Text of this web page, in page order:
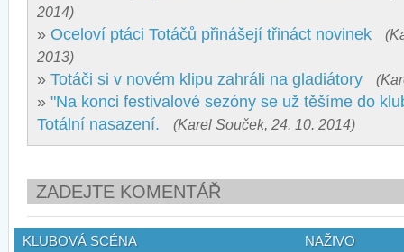
2014)
» Oceloví ptáci Totáčů přinášejí třináct novinek
2013)
» Totáči si v novém klipu zahráli na gladiátory
» "Na konci festivalové sezóny se už těšíme do
Totální nasazení.
(Karel Souček, 24. 10. 2014)
ZADEJTE KOMENTÁŘ
KLUBOVÁ SCÉNA NAŽIVO